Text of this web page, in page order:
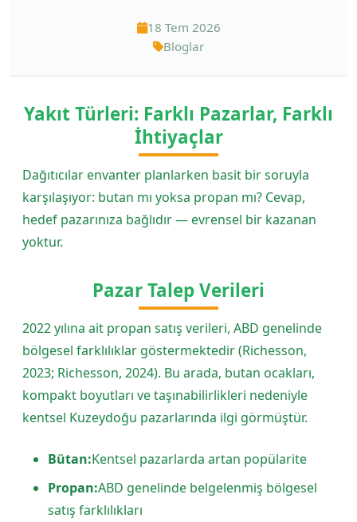
18 Tem 2026
Bloglar
Yakıt Türleri: Farklı Pazarlar, Farklı
İhtiyaçlar
Dağıtıcılar envanter planlarken basit bir soruyla
karşılaşıyor: butan mı yoksa propan mı? Cevap,
hedef pazarınıza bağlıdır — evrensel bir kazanan
yoktur.
Pazar Talep Verileri
2022 yılına ait propan satış verileri, ABD genelinde
bölgesel farklılıklar göstermektedir (Richesson,
2023; Richesson, 2024). Bu arada, butan ocakları,
kompakt boyutları ve taşınabilirlikleri nedeniyle
kentsel Kuzeydoğu pazarlarında ilgi görmüştür.
Bütan:Kentsel pazarlarda artan popülarite
Propan:ABD genelinde belgelenmiş bölgesel
satış farklılıkları